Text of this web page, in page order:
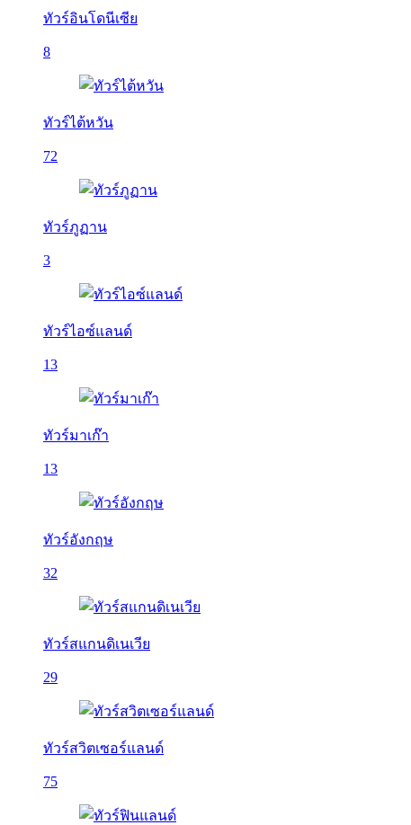
ทัวร์อินโดนีเซีย
8
ทัวร์ไต้หวัน
72
ทัวร์ภูฏาน
3
ทัวร์ไอซ์แลนด์
13
ทัวร์มาเก๊า
13
ทัวร์อังกฤษ
32
ทัวร์สแกนดิเนเวีย
29
ทัวร์สวิตเซอร์แลนด์
75